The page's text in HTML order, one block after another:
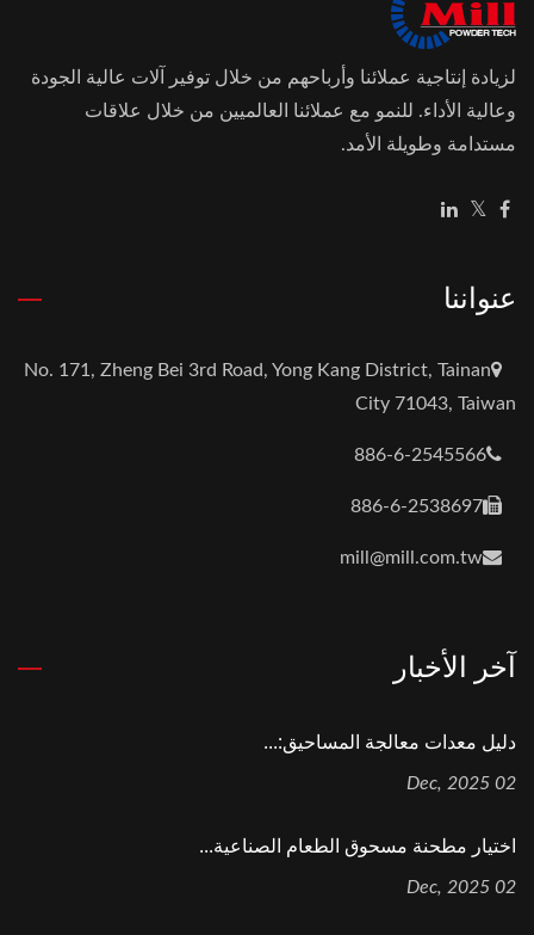
لزيادة إنتاجية عملائنا وأرباحهم من خلال توفير آلات عالية الجودة
وعالية الأداء. للنمو مع عملائنا العالميين من خلال علاقات
مستدامة وطويلة الأمد.
عنواننا
No. 171, Zheng Bei 3rd Road, Yong Kang District, Tainan
City 71043, Taiwan
886-6-2545566
886-6-2538697
mill@mill.com.tw
آخر الأخبار
دليل معدات معالجة المساحيق:...
02 Dec, 2025
اختيار مطحنة مسحوق الطعام الصناعية...
02 Dec, 2025